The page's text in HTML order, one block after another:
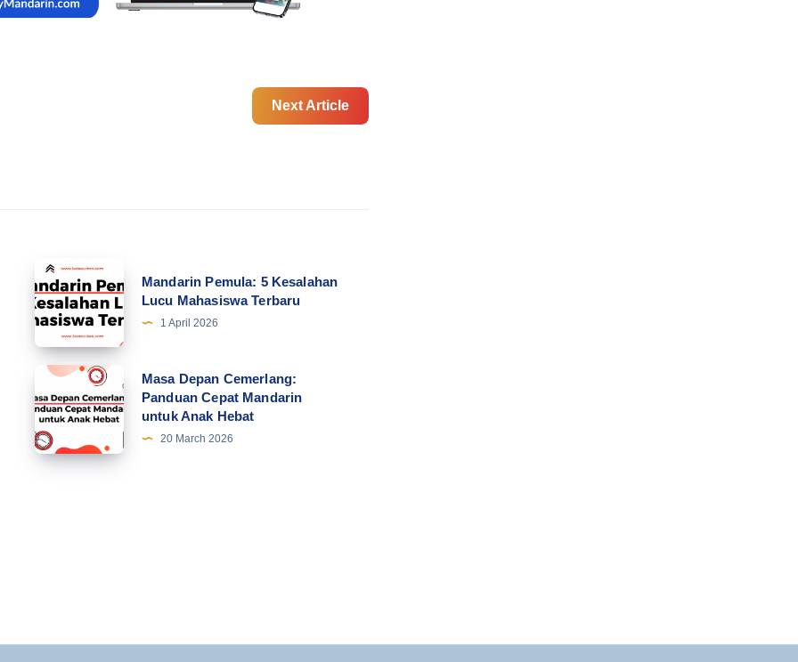
Next Article
Mandarin
Pemula:
5
Kesalahan
Lucu
Mahasiswa
Terbaru
Mandarin Pemula: 5 Kesalahan
Lucu Mahasiswa Terbaru
1 April 2026
Masa
Depan
Cemerlang:
Panduan
Masa Depan Cemerlang:
Panduan Cepat Mandarin
untuk Anak Hebat
20 March 2026